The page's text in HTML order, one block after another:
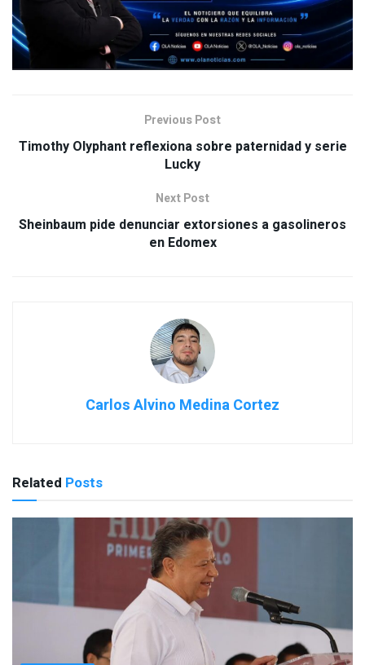
Previous Post
Timothy Olyphant reflexiona sobre paternidad y serie
Lucky
Next Post
Sheinbaum pide denunciar extorsiones a gasolineros
en Edomex
Carlos Alvino Medina Cortez
Related Posts